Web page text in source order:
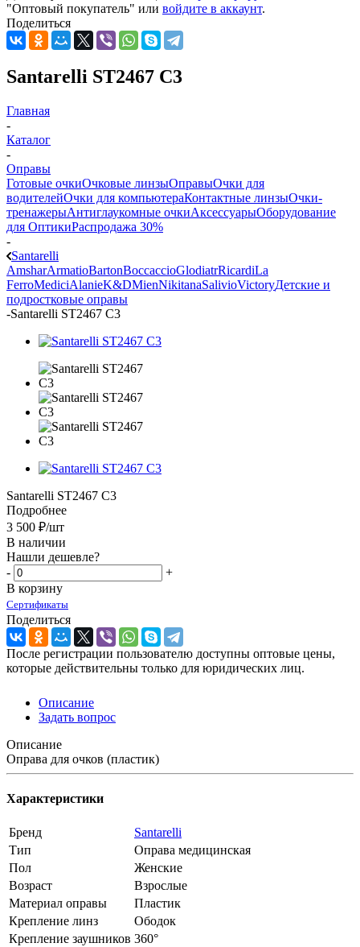
"Оптовый покупатель" или войдите в аккаунт.
Поделиться
Santarelli ST2467 C3
Главная
-
Каталог
-
Оправы
Готовые очкиОчковые линзыОправыОчки для
водителейОчки для компьютераКонтактные линзыОчки-
тренажерыАнтиглаукомные очкиАксессуарыОборудование
для ОптикиРаспродажа 30%
-
Santarelli
AmsharArmatioBartonBoccaccioGlodiatrRicardiLa
FerroMediciAlanieK&DMienNikitanaSalivioVictoryДетские и
подростковые оправы
-Santarelli ST2467 C3
Santarelli ST2467 C3
Подробнее
3 500 ₽/шт
В наличии
Нашли дешевле?
-
+
В корзину
Сертификаты
Поделиться
После регистрации пользователю доступны оптовые цены,
которые действительны только для юридических лиц.
Описание
Задать вопрос
Описание
Оправа для очков (пластик)
Характеристики
Бренд
Santarelli
Тип
Оправа медицинская
Пол
Женские
Возраст
Взрослые
Материал оправы
Пластик
Крепление линз
Ободок
Крепление заушников 360°